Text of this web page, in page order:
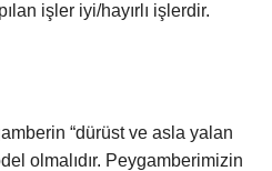
işler iyi/hayırlı işlerdir.
“dürüst ve asla yalan
olmalıdır. Peygamberimizin